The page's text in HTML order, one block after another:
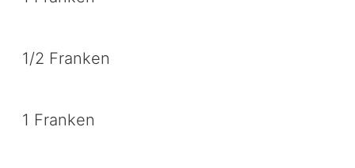
1/2 Franken
1 Franken